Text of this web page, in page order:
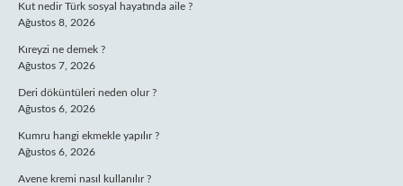
Kut nedir Türk sosyal hayatında aile ?
Ağustos 8, 2026
Kıreyzi ne demek ?
Ağustos 7, 2026
Deri döküntüleri neden olur ?
Ağustos 6, 2026
Kumru hangi ekmekle yapılır ?
Ağustos 6, 2026
Avene kremi nasıl kullanılır ?